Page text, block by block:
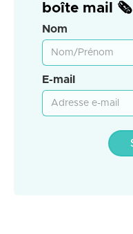
boîte mail 🗞️
Nom
E-mail